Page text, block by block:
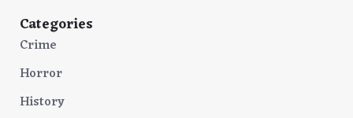
Categories
Crime
Horror
History